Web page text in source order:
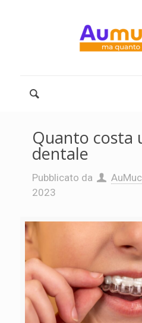
Quanto costa
dentale
Pubblicato da
2023